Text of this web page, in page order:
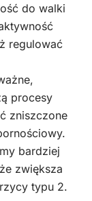
do walki
regulować
procesy
zniszczone
bardziej
zwiększa
typu 2.